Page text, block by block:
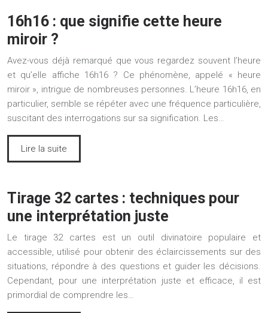
16h16 : que signifie cette heure
miroir ?
Avez-vous déjà remarqué que vous regardez souvent l’heure
et qu’elle affiche 16h16 ? Ce phénomène, appelé « heure
miroir », intrigue de nombreuses personnes. L’heure 16h16, en
particulier, semble se répéter avec une fréquence particulière,
suscitant des interrogations sur sa signification. Les…
Lire la suite
Tirage 32 cartes : techniques pour
une interprétation juste
Le tirage 32 cartes est un outil divinatoire populaire et
accessible, utilisé pour obtenir des éclaircissements sur des
situations, répondre à des questions et guider les décisions.
Cependant, pour une interprétation juste et efficace, il est
primordial de comprendre les…